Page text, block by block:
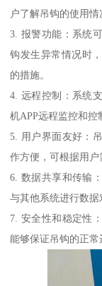
户了解吊钩的使用情
3. 报警功能：系统
钩发生异常情况时
的措施。
4. 远程控制：系统
机APP远程监控和控
5. 用户界面友好：
作方便，可根据用户
6. 数据共享和传输
与其他系统进行数据
7. 安全性和稳定性
能够保证吊钩的正常